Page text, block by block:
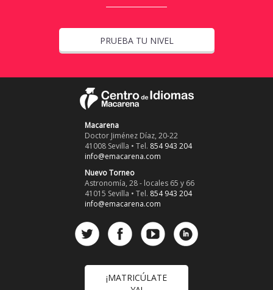
PRUEBA TU NIVEL
Macarena
Doctor Jiménez Díaz, 20-22
41008 Sevilla • Tel. 854 943 204
info@emacarena.com
Nuevo Torneo
Astronomía, 28 - locales 65 y 66
41015 Sevilla • Tel. 854 943 204
info@emacarena.com
¡MATRICÚLATE